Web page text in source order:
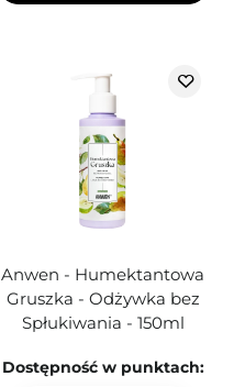
Anwen - Humektantowa
Gruszka - Odżywka bez
Spłukiwania - 150ml
Dostępność w punktach: